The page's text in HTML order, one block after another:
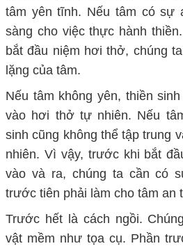
tâm yên tĩnh. Nếu tâm có sự
sàng cho việc thực hành
bắt đầu niệm hơi thở, chúng
lặng của tâm.
Nếu tâm không yên, thiền
vào hơi thở tự nhiên. Nếu
sinh cũng không thể tập trung
nhiên. Vì vậy, trước khi bắt
vào và ra, chúng ta cần có
trước tiên phải làm cho tâm an
Trước hết là cách ngồi.
vật mềm như tọa cụ. Phần